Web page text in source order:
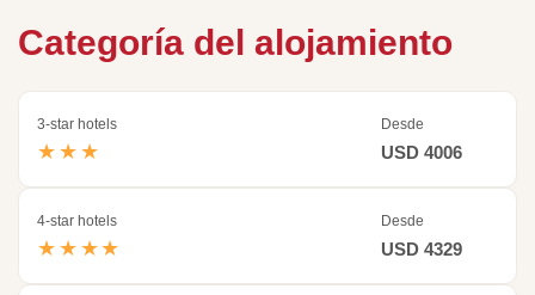
Categoría del alojamiento
3-star hotels
★★★
Desde
USD 4006
4-star hotels
★★★★
Desde
USD 4329